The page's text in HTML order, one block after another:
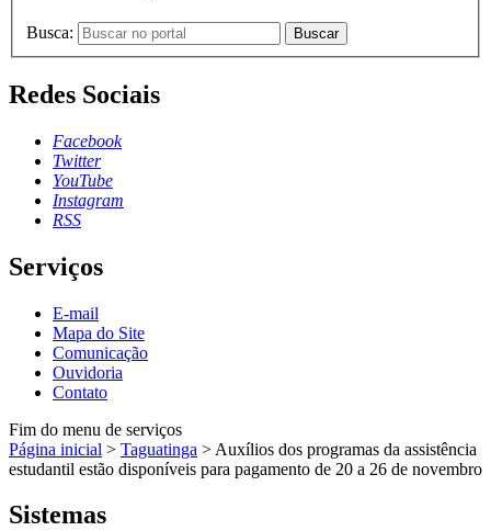
Busca: Buscar
Redes Sociais
Facebook
Twitter
YouTube
Instagram
RSS
Serviços
E-mail
Mapa do Site
Comunicação
Ouvidoria
Contato
Fim do menu de serviços
Página inicial > Taguatinga > Auxílios dos programas da assistência
estudantil estão disponíveis para pagamento de 20 a 26 de novembro
Sistemas